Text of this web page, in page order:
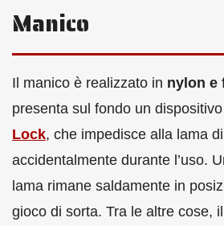
Manico
Il manico è realizzato in nylon e
presenta sul fondo un
Lock, che impedisce alla lama
accidentalmente durante l’uso.
lama rimane saldamente in
gioco di sorta. Tra le altre cose,